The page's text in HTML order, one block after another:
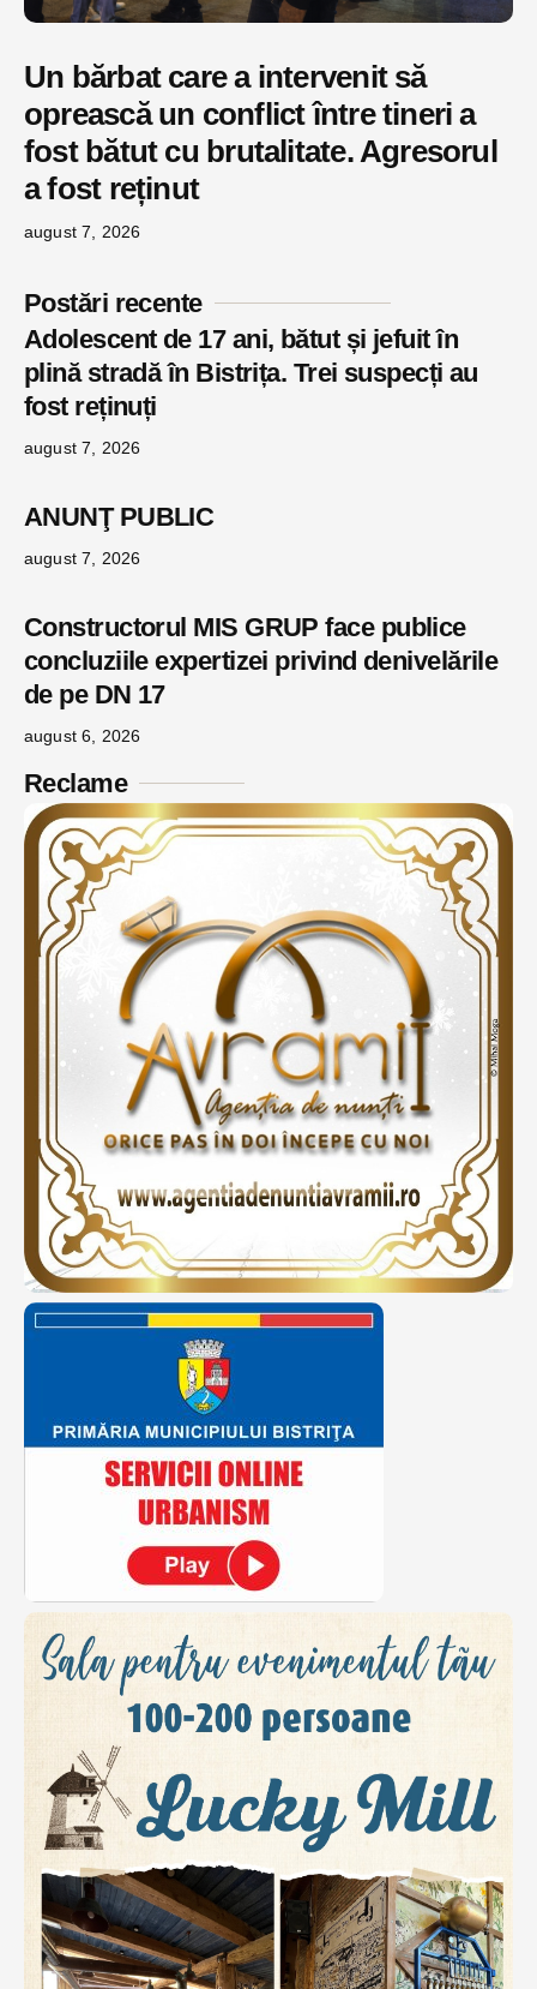
Un bărbat care a intervenit să
oprească un conflict între tineri a
fost bătut cu brutalitate. Agresorul
a fost reținut
august 7, 2026
Postări recente
Adolescent de 17 ani, bătut și jefuit în
plină stradă în Bistrița. Trei suspecți au
fost reținuți
august 7, 2026
ANUNŢ PUBLIC
august 7, 2026
Constructorul MIS GRUP face publice
concluziile expertizei privind denivelările
de pe DN 17
august 6, 2026
Reclame